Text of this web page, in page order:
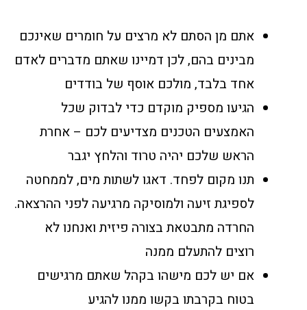
אתם מן הסתם לא מרצים על חומרים שאינכם
מבינים בהם, לכן דמיינו שאתם מדברים לאדם
אחד בלבד, מולכם אוסף של בודדים
הגיעו מספיק מוקדם כדי לבדוק שכל
האמצעים הטכנים מצדיעים לכם – אחרת
הראש שלכם יהיה טרוד והלחץ יגבר
תנו מקום לפחד. דאגו לשתות מים, לממחטה
לספיגת זיעה ולמוסיקה מרגיעה לפני ההרצאה.
החרדה מתבטאת בצורה פיזית ואנחנו לא
רוצים להתעלם ממנה
אם יש לכם מישהו בקהל שאתם מרגישים
בטוח בקרבתו בקשו ממנו להגיע